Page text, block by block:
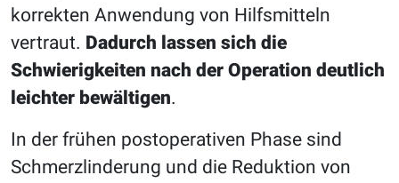
korrekten Anwendung von Hilfsmitteln
vertraut. Dadurch lassen sich die
Schwierigkeiten nach der Operation deutlich
leichter bewältigen.
In der frühen postoperativen Phase sind
Schmerzlinderung und die Reduktion von